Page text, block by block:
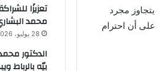
مجرد
على أن احترام
تعزيزًا
محمد
28 يوليو، 2026
الدكتور
بيّه بالرباط